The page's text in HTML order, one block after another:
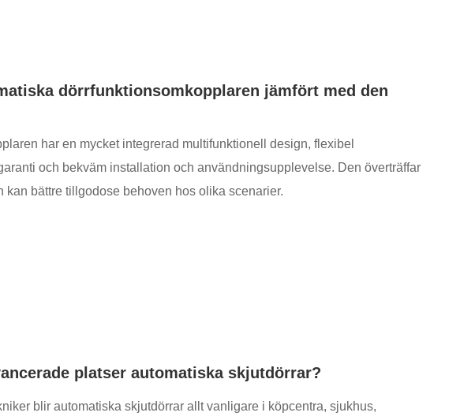
dörrfunktionsomkopplaren jämfört med den
har en mycket integrerad multifunktionell design, flexibel
och bekväm installation och användningsupplevelse. Den överträffar
bättre tillgodose behoven hos olika scenarier.
platser automatiska skjutdörrar?
blir automatiska skjutdörrar allt vanligare i köpcentra, sjukhus,